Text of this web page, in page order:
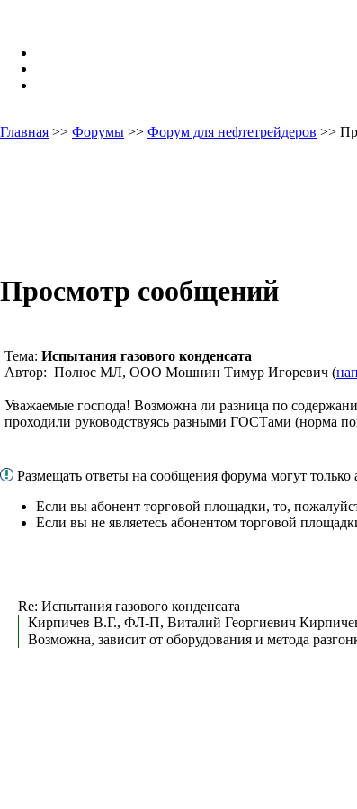
Главная >> Форумы >> Форум для нефтетрейдеров >>
Просмотр сообщений
Тема: Испытания газового конденсата
Автор: Полюс МЛ, ООО Мошнин Тимур Игоревич (
Уважаемые господа! Возможна ли разница по
проходили руководствуясь разными ГОСТами (норма
Размещать ответы на сообщения форума могут
Если вы абонент торговой площадки, то,
Если вы не являетесь абонентом торговой
Re: Испытания газового конденсата
Кирпичев В.Г., ФЛ-П, Виталий Георгиевич
Возможна, зависит от оборудования и метода